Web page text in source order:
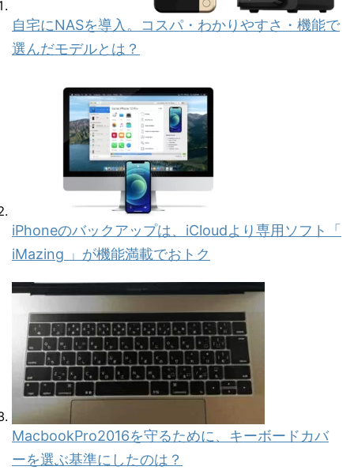
自宅にNASを導入。コスパ・わかりやすさ・機能で
選んだモデルとは？
iPhoneのバックアップは、iCloudより専用ソフト「
iMazing 」が機能満載でおトク
MacbookPro2016を守るために、キーボードカバ
ーを選ぶ基準にしたのは？